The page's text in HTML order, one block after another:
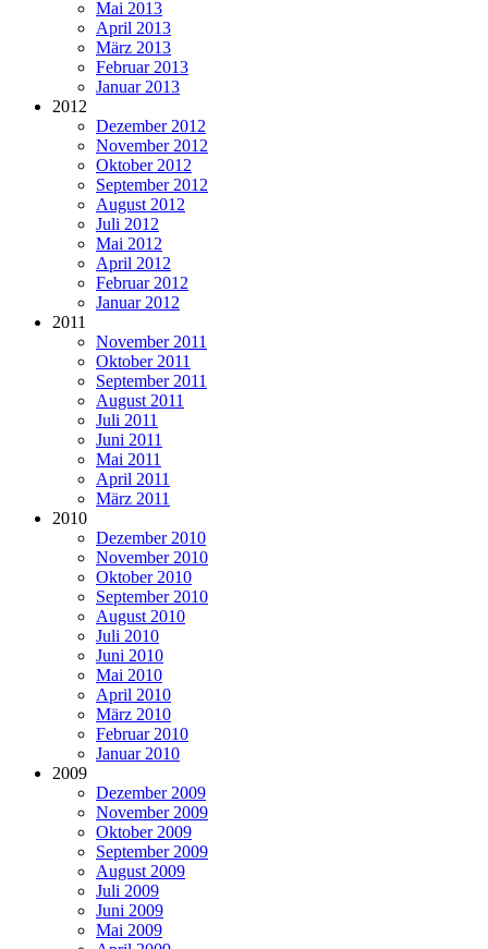
Mai 2013
April 2013
März 2013
Februar 2013
Januar 2013
2012
Dezember 2012
November 2012
Oktober 2012
September 2012
August 2012
Juli 2012
Mai 2012
April 2012
Februar 2012
Januar 2012
2011
November 2011
Oktober 2011
September 2011
August 2011
Juli 2011
Juni 2011
Mai 2011
April 2011
März 2011
2010
Dezember 2010
November 2010
Oktober 2010
September 2010
August 2010
Juli 2010
Juni 2010
Mai 2010
April 2010
März 2010
Februar 2010
Januar 2010
2009
Dezember 2009
November 2009
Oktober 2009
September 2009
August 2009
Juli 2009
Juni 2009
Mai 2009